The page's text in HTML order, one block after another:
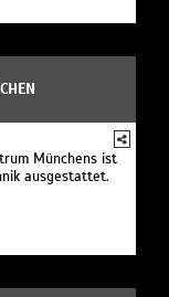
Münchens ist
ausgestattet.